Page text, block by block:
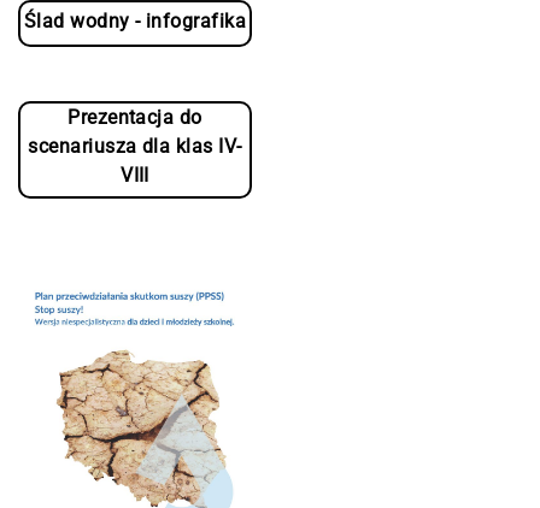
Ślad wodny - infografika
Prezentacja do
scenariusza dla klas IV-
VIII